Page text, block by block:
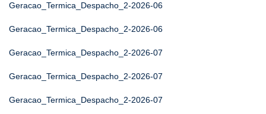
Geracao_Termica_Despacho_2-2026-06
Geracao_Termica_Despacho_2-2026-06
Geracao_Termica_Despacho_2-2026-07
Geracao_Termica_Despacho_2-2026-07
Geracao_Termica_Despacho_2-2026-07